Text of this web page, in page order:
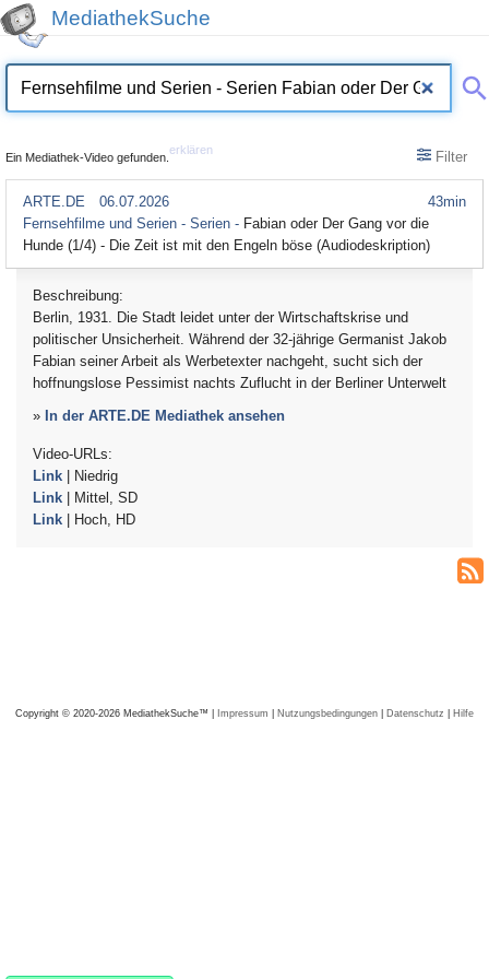
MediathekSuche
Ein Mediathek-Video gefunden.
erklären Filter
43min
ARTE.DE
06.07.2026
Fernsehfilme und Serien - Serien - Fabian oder Der Gang vor die
Hunde (1/4) - Die Zeit ist mit den Engeln böse (Audiodeskription)
Beschreibung:
Berlin, 1931. Die Stadt leidet unter der Wirtschaftskrise und
politischer Unsicherheit. Während der 32-jährige Germanist Jakob
Fabian seiner Arbeit als Werbetexter nachgeht, sucht sich der
hoffnungslose Pessimist nachts Zuflucht in der Berliner Unterwelt
» In der ARTE.DE Mediathek ansehen
Video-URLs:
Link | Niedrig
Link | Mittel, SD
Link | Hoch, HD
Copyright © 2020-2026 MediathekSuche™ | Impressum | Nutzungsbedingungen | Datenschutz | Hilfe